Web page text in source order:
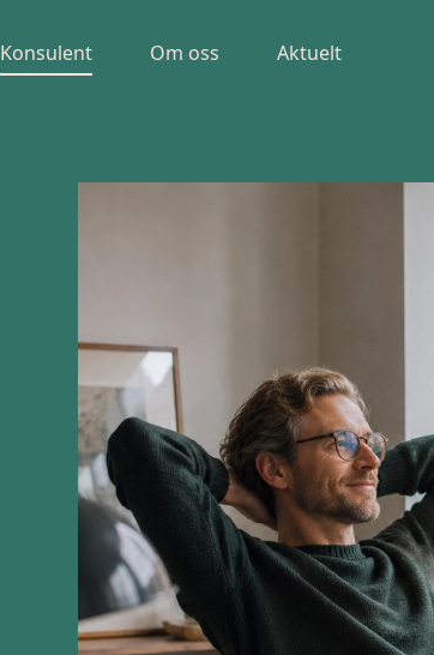
Konsulent Om oss Aktuelt